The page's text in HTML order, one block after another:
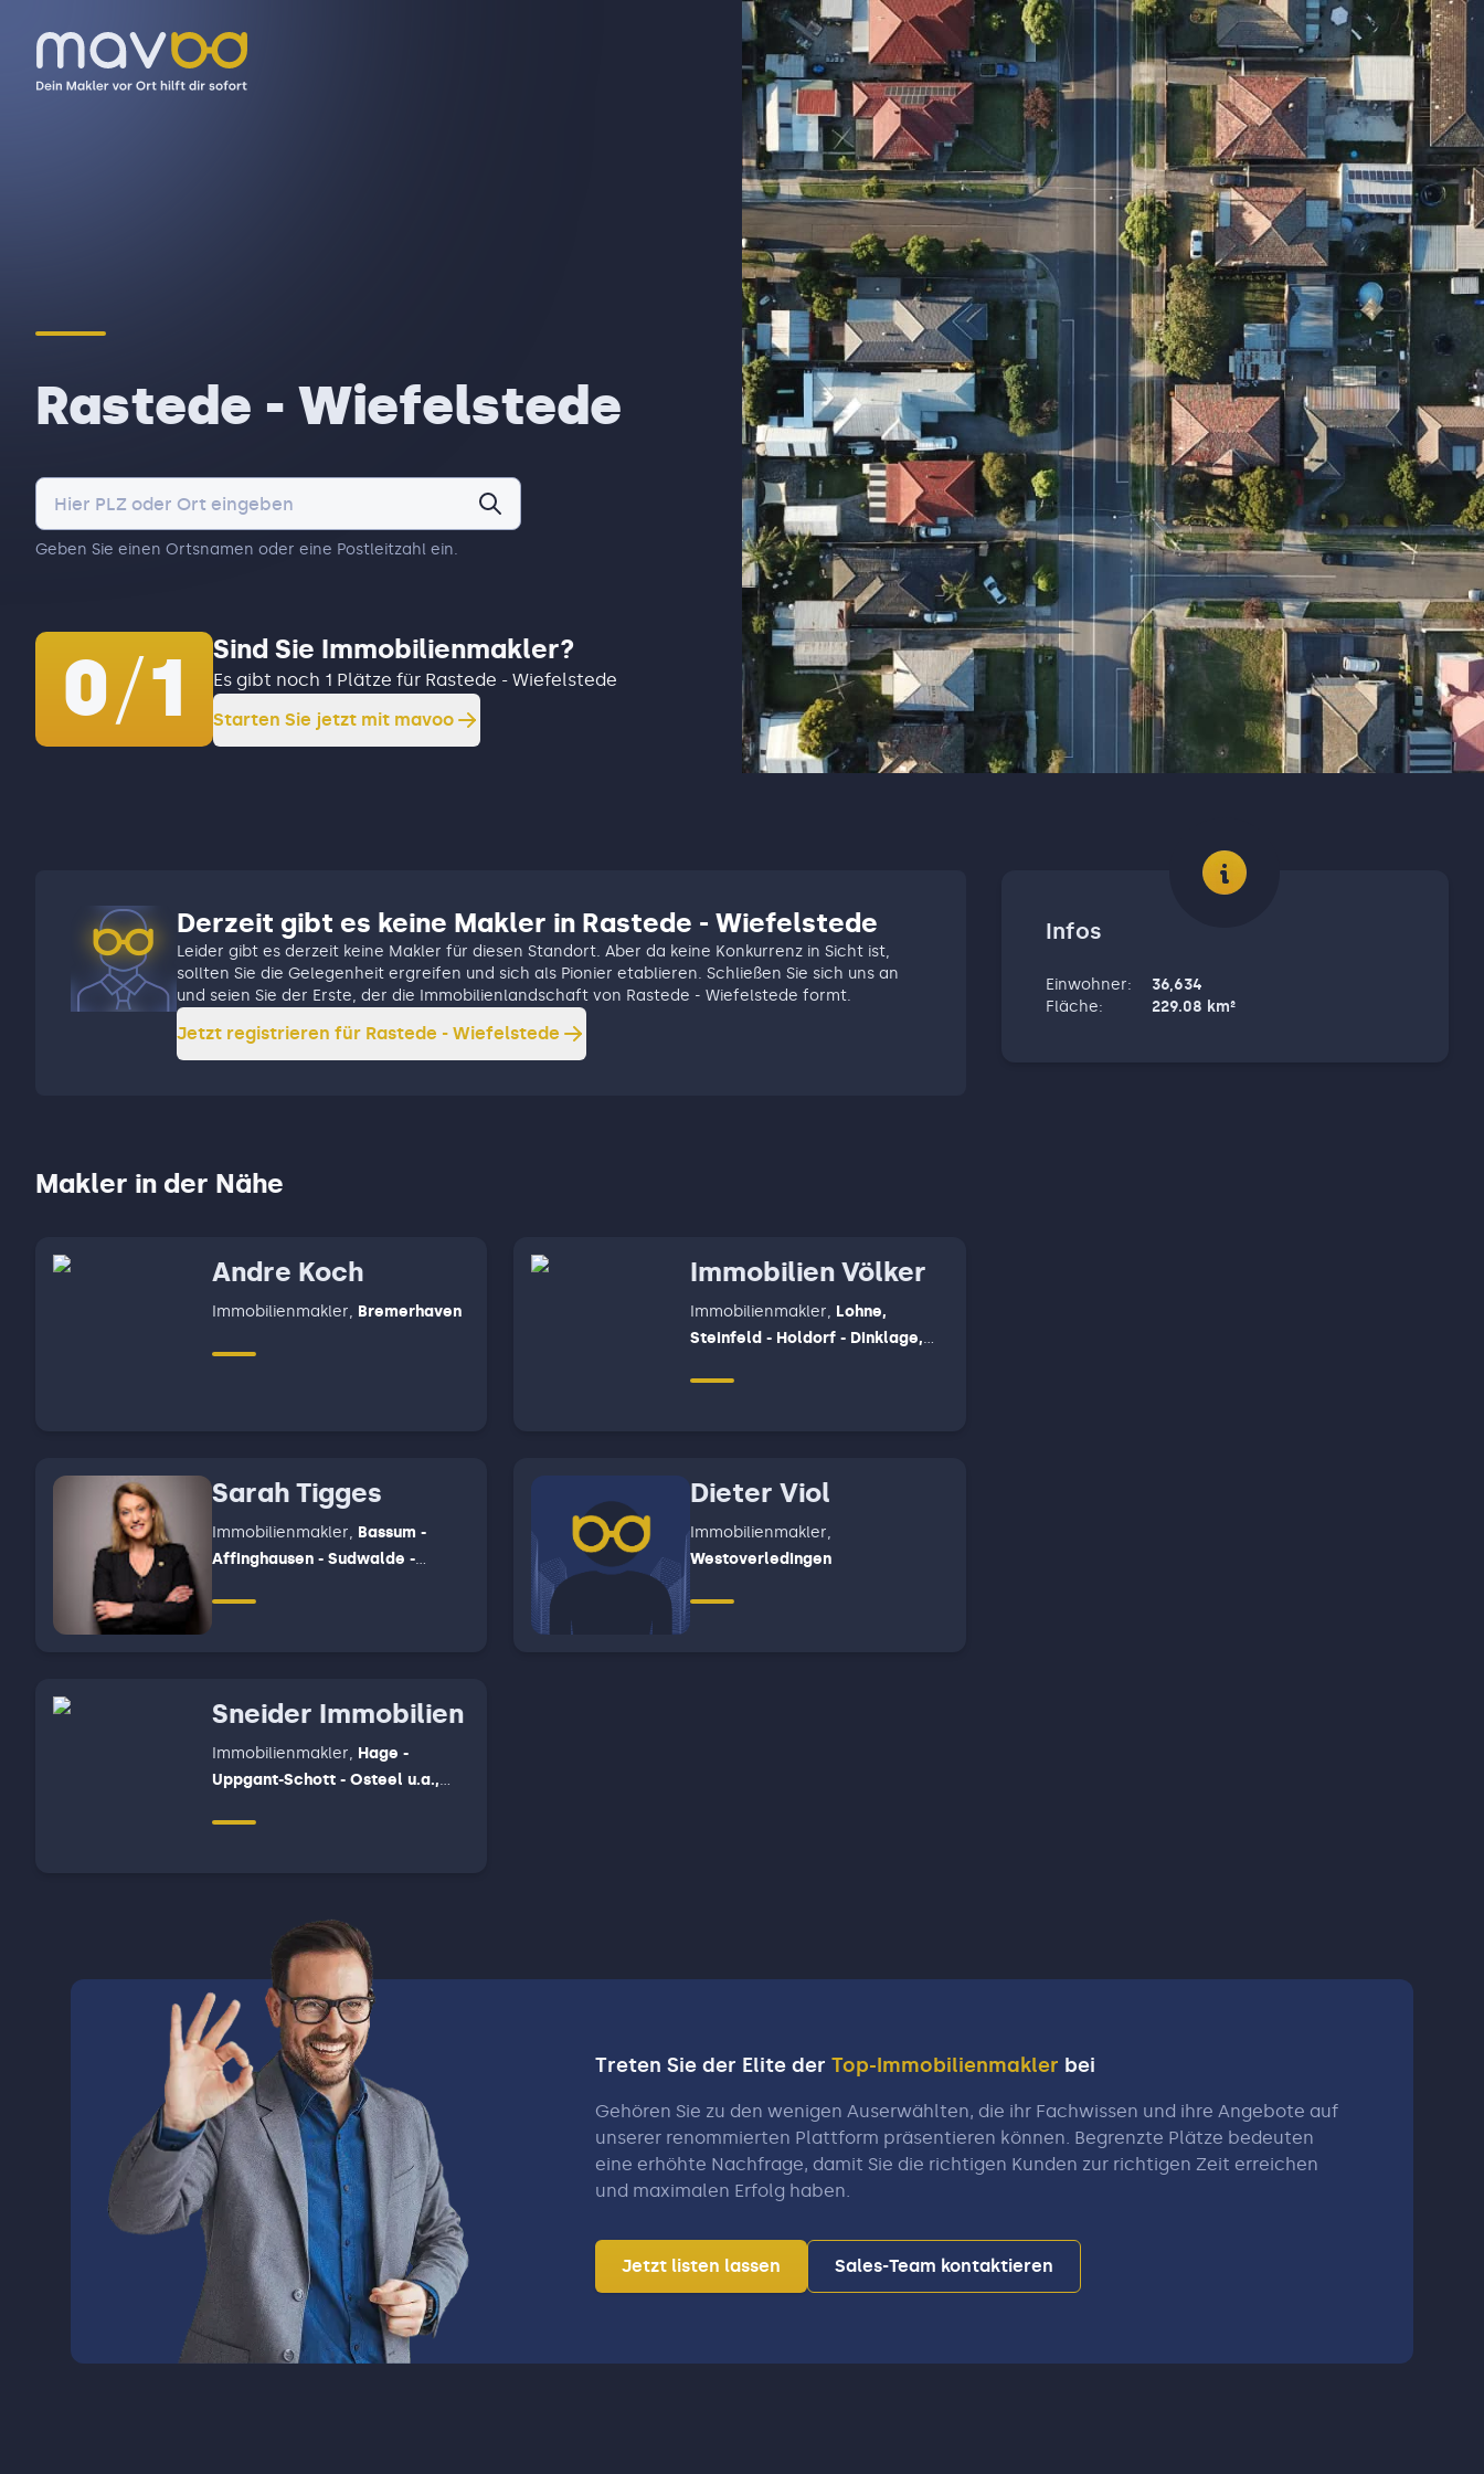
Rastede - Wiefelstede
Geben Sie einen Ortsnamen oder eine Postleitzahl ein.
0/1 Sind Sie Immobilienmakler?
Es gibt noch 1 Plätze für Rastede - Wiefelstede
Starten Sie jetzt mit mavoo
Derzeit gibt es keine Makler in Rastede - Wiefelstede
Leider gibt es derzeit keine Makler für diesen Standort. Aber da keine Konkurrenz in Sicht ist,
sollten Sie die Gelegenheit ergreifen und sich als Pionier etablieren. Schließen Sie sich uns an
und seien Sie der Erste, der die Immobilienlandschaft von Rastede - Wiefelstede formt.
Jetzt registrieren für Rastede - Wiefelstede
Makler in der Nähe
Andre Koch
Immobilienmakler, Bremerhaven
Immobilien Völker
Immobilienmakler, Lohne,
Steinfeld - Holdorf - Dinklage,
Sarah Tigges
Immobilienmakler, Bassum -
Affinghausen - Sudwalde -
Hassel
Dieter Viol
Immobilienmakler,
Westoverledingen
Sneider Immobilien
Immobilienmakler, Hage -
Uppgant-Schott - Osteel u.a.,
Infos
Einwohner:
36,634
Fläche: 229.08 km²
Treten Sie der Elite der Top-Immobilienmakler bei
Gehören Sie zu den wenigen Auserwählten, die ihr Fachwissen und ihre Angebote auf
unserer renommierten Plattform präsentieren können. Begrenzte Plätze bedeuten
eine erhöhte Nachfrage, damit Sie die richtigen Kunden zur richtigen Zeit erreichen
und maximalen Erfolg haben.
Jetzt listen lassen Sales-Team kontaktieren